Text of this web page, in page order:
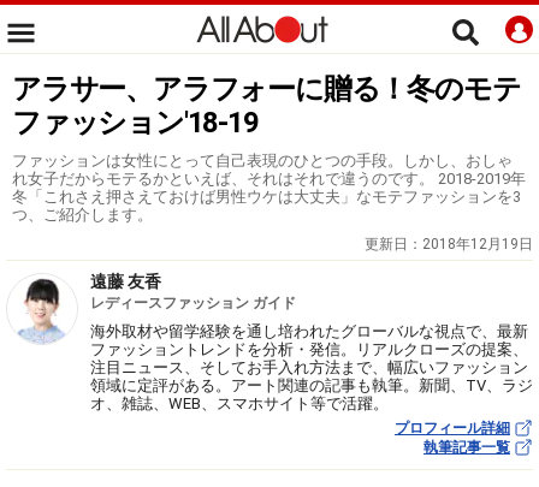
アラサー、アラフォーに贈る！冬のモテ
ファッション'18-19
ファッションは女性にとって自己表現のひとつの手段。しかし、おしゃ
れ女子だからモテるかといえば、それはそれで違うのです。 2018-2019年
冬「これさえ押さえておけば男性ウケは大丈夫」なモテファッションを3
つ、ご紹介します。
更新日： 2018年12月19日
遠藤 友香
レディースファッション ガイド
海外取材や留学経験を通し培われたグローバルな視点で、最新
ファッショントレンドを分析・発信。リアルクローズの提案、
注目ニュース、そしてお手入れ方法まで、幅広いファッション
領域に定評がある。アート関連の記事も執筆。新聞、TV、ラジ
オ、雑誌、WEB、スマホサイト等で活躍。
プロフィール詳細
執筆記事一覧